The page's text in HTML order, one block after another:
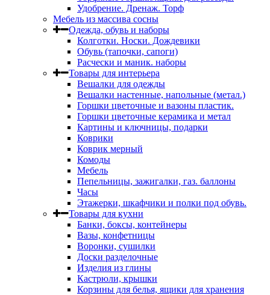
Удобрение. Дренаж. Торф
Мебель из массива сосны
Одежда, обувь и наборы
Колготки. Носки. Дождевики
Обувь (тапочки, сапоги)
Расчески и маник. наборы
Товары для интерьера
Вешалки для одежды
Вешалки настенные, напольные (метал.)
Горшки цветочные и вазоны пластик.
Горшки цветочные керамика и метал
Картины и ключницы, подарки
Коврики
Коврик мерный
Комоды
Мебель
Пепельницы, зажигалки, газ. баллоны
Часы
Этажерки, шкафчики и полки под обувь.
Товары для кухни
Банки, боксы, контейнеры
Вазы, конфетницы
Воронки, сушилки
Доски разделочные
Изделия из глины
Кастрюли, крышки
Корзины для белья, ящики для хранения